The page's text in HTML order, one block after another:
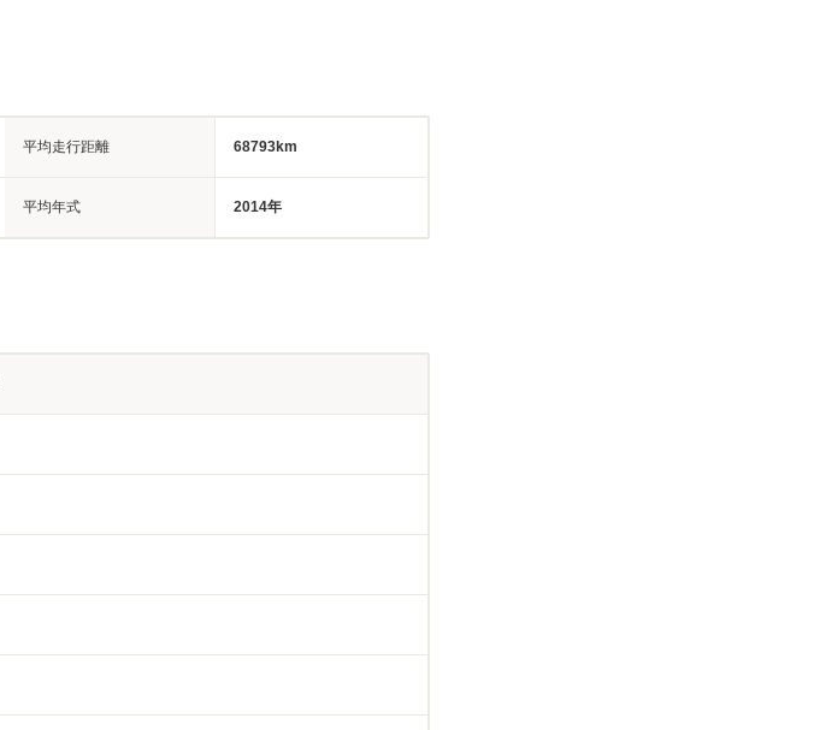
平均走行距離 68793km
平均年式 2014年